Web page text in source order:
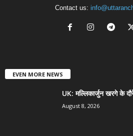
Contact us:
EVEN MORE NEWS
UK: मल्लिकार्जुन खरगे के
August 8, 2026